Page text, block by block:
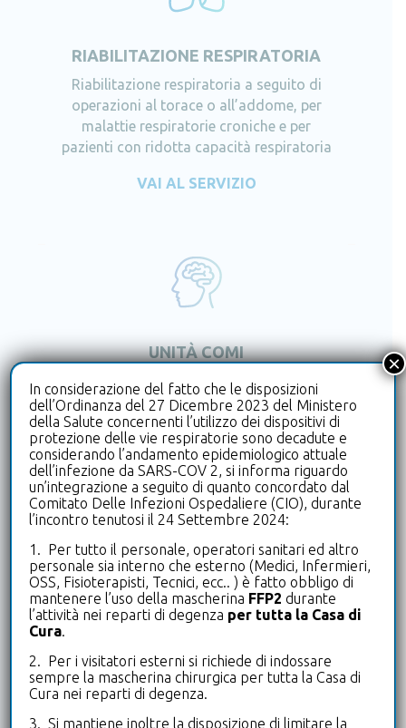
RIABILITAZIONE RESPIRATORIA
Riabilitazione respiratoria a seguito di
operazioni al torace o all’addome, per
malattie respiratorie croniche e per
pazienti con ridotta capacità respiratoria
VAI AL SERVIZIO
UNITÀ COMI
Trattamenti riabilitativi e ricovero per
pazienti affetti da Grave Cerebrolesione
Acquisita (GCA) dovuta a incidenti e
lesioni cerebrali da danno vascolare o
anossico
VAI AL SERVIZIO
RIABILITAZIONE PRIVATA IN
RICOVERO
Trattamenti riabilitativi e fisioterapici
In considerazione del fatto che le disposizioni
dell’Ordinanza del 27 Dicembre 2023 del Ministero
della Salute concernenti l’utilizzo dei dispositivi di
protezione delle vie respiratorie sono decadute e
considerando l’andamento epidemiologico attuale
dell’infezione da SARS-COV 2, si informa riguardo
un’integrazione a seguito di quanto concordato dal
Comitato Delle Infezioni Ospedaliere (CIO), durante
l’incontro tenutosi il 24 Settembre 2024:
1. Per tutto il personale, operatori sanitari ed altro
personale sia interno che esterno (Medici, Infermieri,
OSS, Fisioterapisti, Tecnici, ecc.. ) è fatto obbligo di
mantenere l’uso della mascherina FFP2 durante
l’attività nei reparti di degenza per tutta la Casa di
Cura.
2. Per i visitatori esterni si richiede di indossare
sempre la mascherina chirurgica per tutta la Casa di
Cura nei reparti di degenza.
3. Si mantiene inoltre la disposizione di limitare la
×